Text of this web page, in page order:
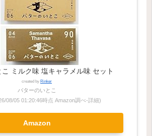
ミルク味 塩キャラメル味 セット
created by Rinker
バターのいとこ
08/05 01:20:46時点 Amazon調べ-詳細)
Amazon